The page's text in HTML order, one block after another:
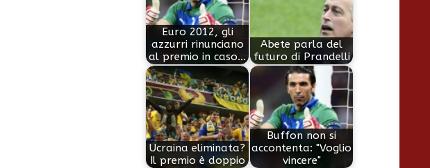
Euro 2012, gli
azzurri rinunciano
al premio in caso…
Abete parla del
futuro di Prandelli
Ucraina eliminata?
Il premio è doppio
Buffon non si
accontenta: "Voglio
vincere"